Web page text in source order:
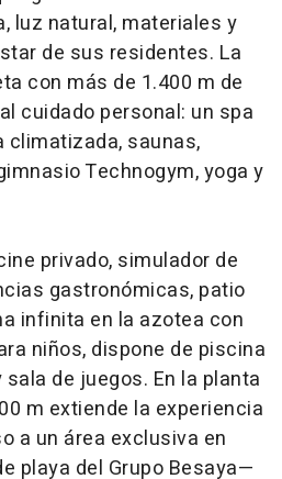
luz natural, materiales y
de sus residentes. La
con más de 1.400 m de
cuidado personal: un spa
climatizada, saunas,
Technogym, yoga y
privado, simulador de
gastronómicas, patio
infinita en la azotea con
niños, dispone de piscina
de juegos. En la planta
m extiende la experiencia
a un área exclusiva en
playa del Grupo Besaya—